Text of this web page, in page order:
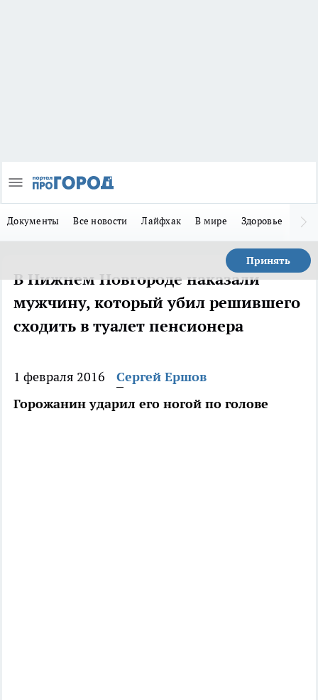
Документы Все новости Лайфхак В мире Здоровье
Принять
В Нижнем Новгороде наказали
мужчину, который убил решившего
сходить в туалет пенсионера
1 февраля 2016
Сергей Ершов
Горожанин ударил его ногой по голове